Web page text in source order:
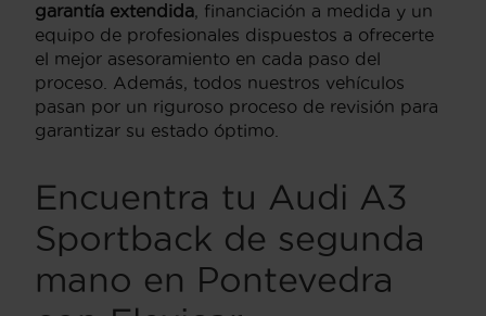
garantía extendida, financiación a medida y un
equipo de profesionales dispuestos a ofrecerte
el mejor asesoramiento en cada paso del
proceso. Además, todos nuestros vehículos
pasan por un riguroso proceso de revisión para
garantizar su estado óptimo.
Encuentra tu Audi A3
Sportback de segunda
mano en Pontevedra